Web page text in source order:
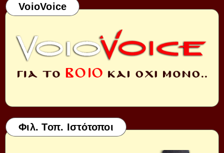
VoioVoice
Φιλ. Τοπ. Ιστότοποι